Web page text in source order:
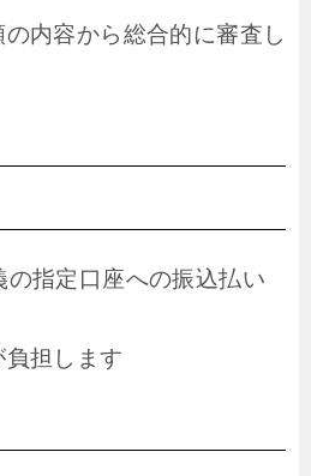
の内容から総合的に審査し
の指定口座への振込払い
担します